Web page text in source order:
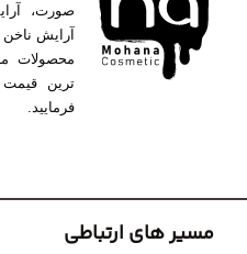
صورت،
آرایش ناخن
محصولات
ترین
فرمایید.
مسیر های ارتباطی